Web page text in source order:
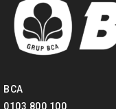
BCA
0103 800 100